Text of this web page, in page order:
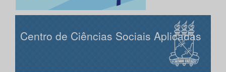
Centro de Ciências Sociais Aplicadas